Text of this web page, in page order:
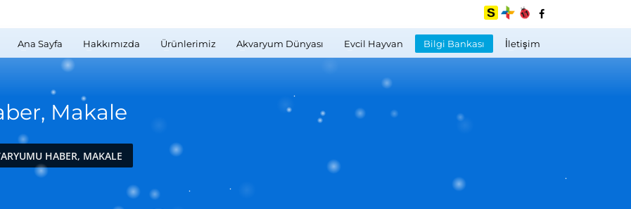
Ana Sayfa Hakkımızda Ürünlerimiz Akvaryum Dünyası Evcil Hayvan Bilgi Bankası İletişim
Makale
HABER, MAKALE